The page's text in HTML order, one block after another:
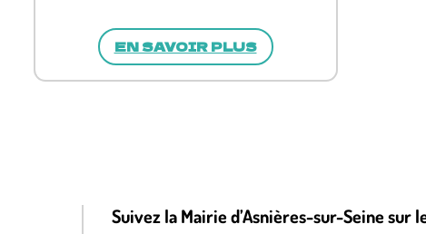
EN SAVOIR PLUS
Suivez la Mairie d’Asnières-sur-Seine sur